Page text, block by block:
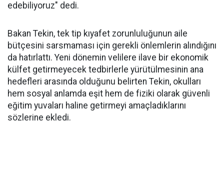
edebiliyoruz" dedi.
Bakan Tekin, tek tip kıyafet zorunluluğunun aile
bütçesini sarsmaması için gerekli önlemlerin alındığını
da hatırlattı. Yeni dönemin velilere ilave bir ekonomik
külfet getirmeyecek tedbirlerle yürütülmesinin ana
hedefleri arasında olduğunu belirten Tekin, okulları
hem sosyal anlamda eşit hem de fiziki olarak güvenli
eğitim yuvaları haline getirmeyi amaçladıklarını
sözlerine ekledi.